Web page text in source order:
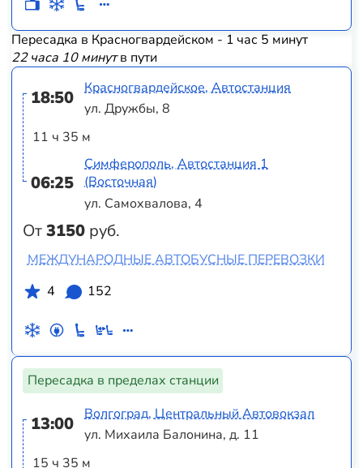
Пересадка в Красногвардейском - 1 час 5 минут
22 часа 10 минутв пути
18:50
11 ч 35 м
06:25
От3150 руб.
Красногвардейское, Автостанция
ул. Дружбы, 8
Симферополь, Автостанция 1
(Восточная)
ул. Самохвалова, 4
МЕЖДУНАРОДНЫЕ АВТОБУСНЫЕ ПЕРЕВОЗКИ
4
152
Пересадка в пределах станции
13:00
15 ч 35 м
Волгоград, Центральный Автовокзал
ул. Михаила Балонина, д. 11